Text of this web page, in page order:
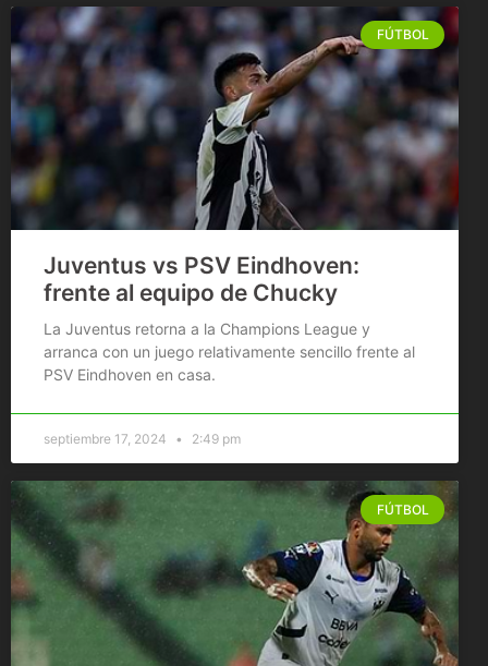
FÚTBOL
Juventus vs PSV Eindhoven:
frente al equipo de Chucky
La Juventus retorna a la Champions League y
arranca con un juego relativamente sencillo frente al
PSV Eindhoven en casa.
septiembre 17, 2024 2:49 pm
FÚTBOL